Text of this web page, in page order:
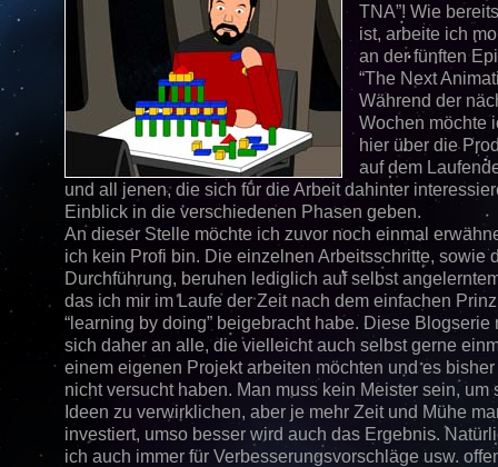
TNA”! Wie
ist, arbeite ich
an der fünften
“The Next
Während der
Wochen möchte
hier über die
auf dem
und all jenen, die sich für die Arbeit dahinter
Einblick in die verschiedenen Phasen geben.
An dieser Stelle möchte ich zuvor noch einmal
ich kein Profi bin. Die einzelnen Arbeitsschritte, sowie
Durchführung, beruhen lediglich auf selbst
das ich mir im Laufe der Zeit nach dem einfachen
“learning by doing” beigebracht habe. Diese Blogserie
sich daher an alle, die vielleicht auch selbst gerne
einem eigenen Projekt arbeiten möchten und es
nicht versucht haben. Man muss kein Meister sein, um
Ideen zu verwirklichen, aber je mehr Zeit und Mühe
investiert, umso besser wird auch das Ergebnis.
ich auch immer für Verbesserungsvorschläge usw.